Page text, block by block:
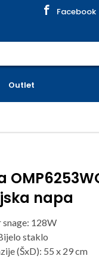
Facebook
Outlet
napa
128W
staklo
(ŠxD): 55 x 29 cm